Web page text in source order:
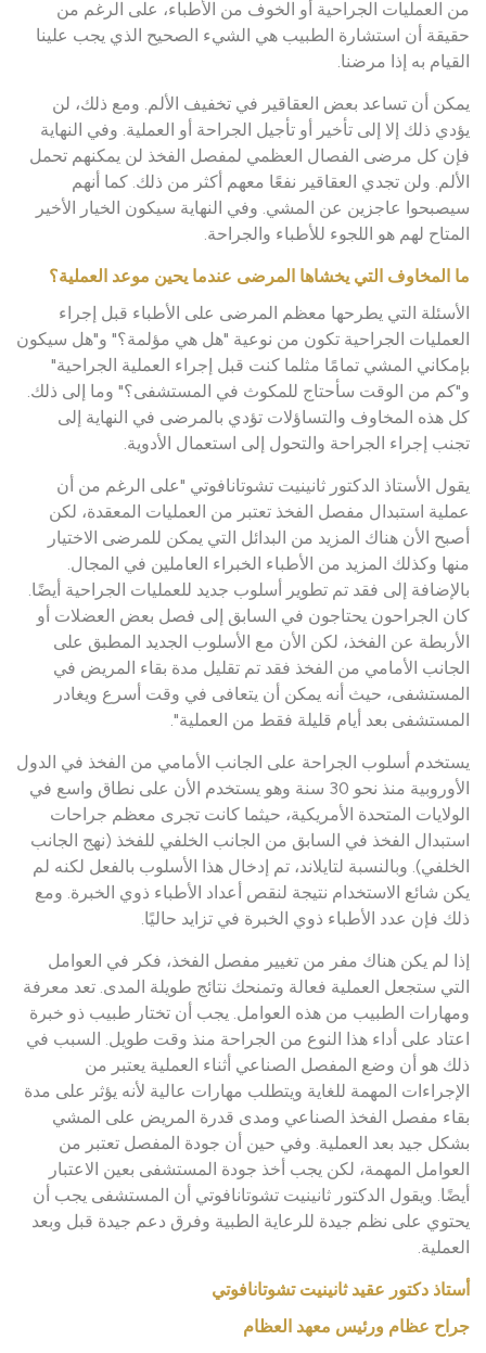
من العمليات الجراحية أو الخوف من الأطباء، على الرغم من
حقيقة أن استشارة الطبيب هي الشيء الصحيح الذي يجب علينا
القيام به إذا مرضنا.
يمكن أن تساعد بعض العقاقير في تخفيف الألم. ومع ذلك، لن
يؤدي ذلك إلا إلى تأخير أو تأجيل الجراحة أو العملية. وفي النهاية
فإن كل مرضى الفصال العظمي لمفصل الفخذ لن يمكنهم تحمل
الألم. ولن تجدي العقاقير نفعًا معهم أكثر من ذلك. كما أنهم
سيصبحوا عاجزين عن المشي. وفي النهاية سيكون الخيار الأخير
المتاح لهم هو اللجوء للأطباء والجراحة.
ما المخاوف التي يخشاها المرضى عندما يحين موعد العملية؟
الأسئلة التي يطرحها معظم المرضى على الأطباء قبل إجراء
العمليات الجراحية تكون من نوعية "هل هي مؤلمة؟" و"هل سيكون
بإمكاني المشي تمامًا مثلما كنت قبل إجراء العملية الجراحية"
و"كم من الوقت سأحتاج للمكوث في المستشفى؟" وما إلى ذلك.
كل هذه المخاوف والتساؤلات تؤدي بالمرضى في النهاية إلى
تجنب إجراء الجراحة والتحول إلى استعمال الأدوية.
يقول الأستاذ الدكتور ثانينيت تشوتانافوتي "على الرغم من أن
عملية استبدال مفصل الفخذ تعتبر من العمليات المعقدة، لكن
أصبح الأن هناك المزيد من البدائل التي يمكن للمرضى الاختيار
منها وكذلك المزيد من الأطباء الخبراء العاملين في المجال.
بالإضافة إلى فقد تم تطوير أسلوب جديد للعمليات الجراحية أيضًا.
كان الجراحون يحتاجون في السابق إلى فصل بعض العضلات أو
الأربطة عن الفخذ، لكن الأن مع الأسلوب الجديد المطبق على
الجانب الأمامي من الفخذ فقد تم تقليل مدة بقاء المريض في
المستشفى، حيث أنه يمكن أن يتعافى في وقت أسرع ويغادر
المستشفى بعد أيام قليلة فقط من العملية".
يستخدم أسلوب الجراحة على الجانب الأمامي من الفخذ في الدول
الأوروبية منذ نحو 30 سنة وهو يستخدم الأن على نطاق واسع في
الولايات المتحدة الأمريكية، حيثما كانت تجرى معظم جراحات
استبدال الفخذ في السابق من الجانب الخلفي للفخذ (نهج الجانب
الخلفي). وبالنسبة لتايلاند، تم إدخال هذا الأسلوب بالفعل لكنه لم
يكن شائع الاستخدام نتيجة لنقص أعداد الأطباء ذوي الخبرة. ومع
ذلك فإن عدد الأطباء ذوي الخبرة في تزايد حاليًا.
إذا لم يكن هناك مفر من تغيير مفصل الفخذ، فكر في العوامل
التي ستجعل العملية فعالة وتمنحك نتائج طويلة المدى. تعد معرفة
ومهارات الطبيب من هذه العوامل. يجب أن تختار طبيب ذو خبرة
اعتاد على أداء هذا النوع من الجراحة منذ وقت طويل. السبب في
ذلك هو أن وضع المفصل الصناعي أثناء العملية يعتبر من
الإجراءات المهمة للغاية ويتطلب مهارات عالية لأنه يؤثر على مدة
بقاء مفصل الفخذ الصناعي ومدى قدرة المريض على المشي
بشكل جيد بعد العملية. وفي حين أن جودة المفصل تعتبر من
العوامل المهمة، لكن يجب أخذ جودة المستشفى بعين الاعتبار
أيضًا. ويقول الدكتور ثانينيت تشوتانافوتي أن المستشفى يجب أن
يحتوي على نظم جيدة للرعاية الطبية وفرق دعم جيدة قبل وبعد
العملية.
أستاذ دكتور عقيد ثانينيت تشوتانافوتي
جراح عظام ورئيس معهد العظام